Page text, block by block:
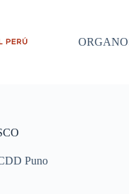
Puno